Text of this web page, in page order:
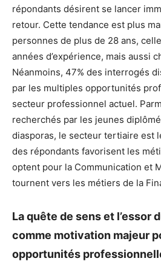
répondants désirent se lancer
retour. Cette tendance est plus
personnes de plus de 28 ans,
années d’expérience, mais aussi
Néanmoins, 47% des interrogés
par les multiples opportunités
secteur professionnel actuel.
recherchés par les jeunes
diasporas, le secteur tertiaire est
des répondants favorisent les
optent pour la Communication et
tournent vers les métiers de la
La quête de sens et l’essor
comme motivation majeur
opportunités